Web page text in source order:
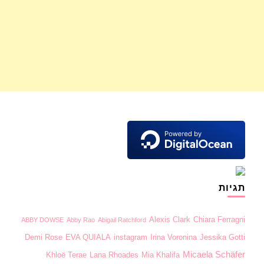
תגיות
ABBY DOWSE Abby Rao Abigail Ratchford Alexis Clark Chiara Ferragni
Demi Rose EVA QUIALA instagram Irina Voronina Jessika Gotti
Khloë Terae Lana Rhoades Mia Khalifa Micaela Schäfer